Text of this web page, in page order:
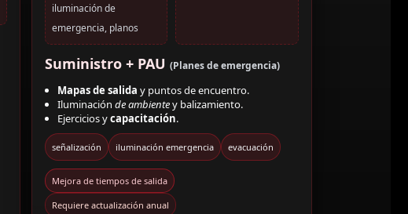
iluminación de
emergencia, planos
Suministro + PAU (Planes de emergencia)
Mapas de salida y puntos de encuentro.
Iluminación de ambientey balizamiento.
Ejercicios ycapacitación.
señalización iluminación emergencia evacuación
Mejora de tiempos de salida
Requiere actualización anual